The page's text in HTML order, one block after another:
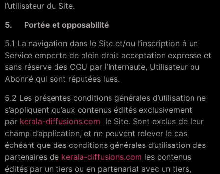
l’utilisateur du Site.
5. Portée et opposabilité
5.1 La navigation dans le Site et/ou l’inscription à un
Service emporte de plein droit acceptation expresse et
sans réserve des CGU par l’Internaute, Utilisateur ou
Abonné qui sont réputées lues.
5.2 Les présentes conditions générales d’utilisation ne
s’appliquent qu’aux contenus édités exclusivement
par kerala-diffusions.com le Site. Sont exclus de leur
champ d’application, et ne peuvent relever le cas
échéant que des conditions générales d’utilisation des
partenaires de kerala-diffusions.com les contenus
édités par un tiers ou en partenariat avec un tiers,